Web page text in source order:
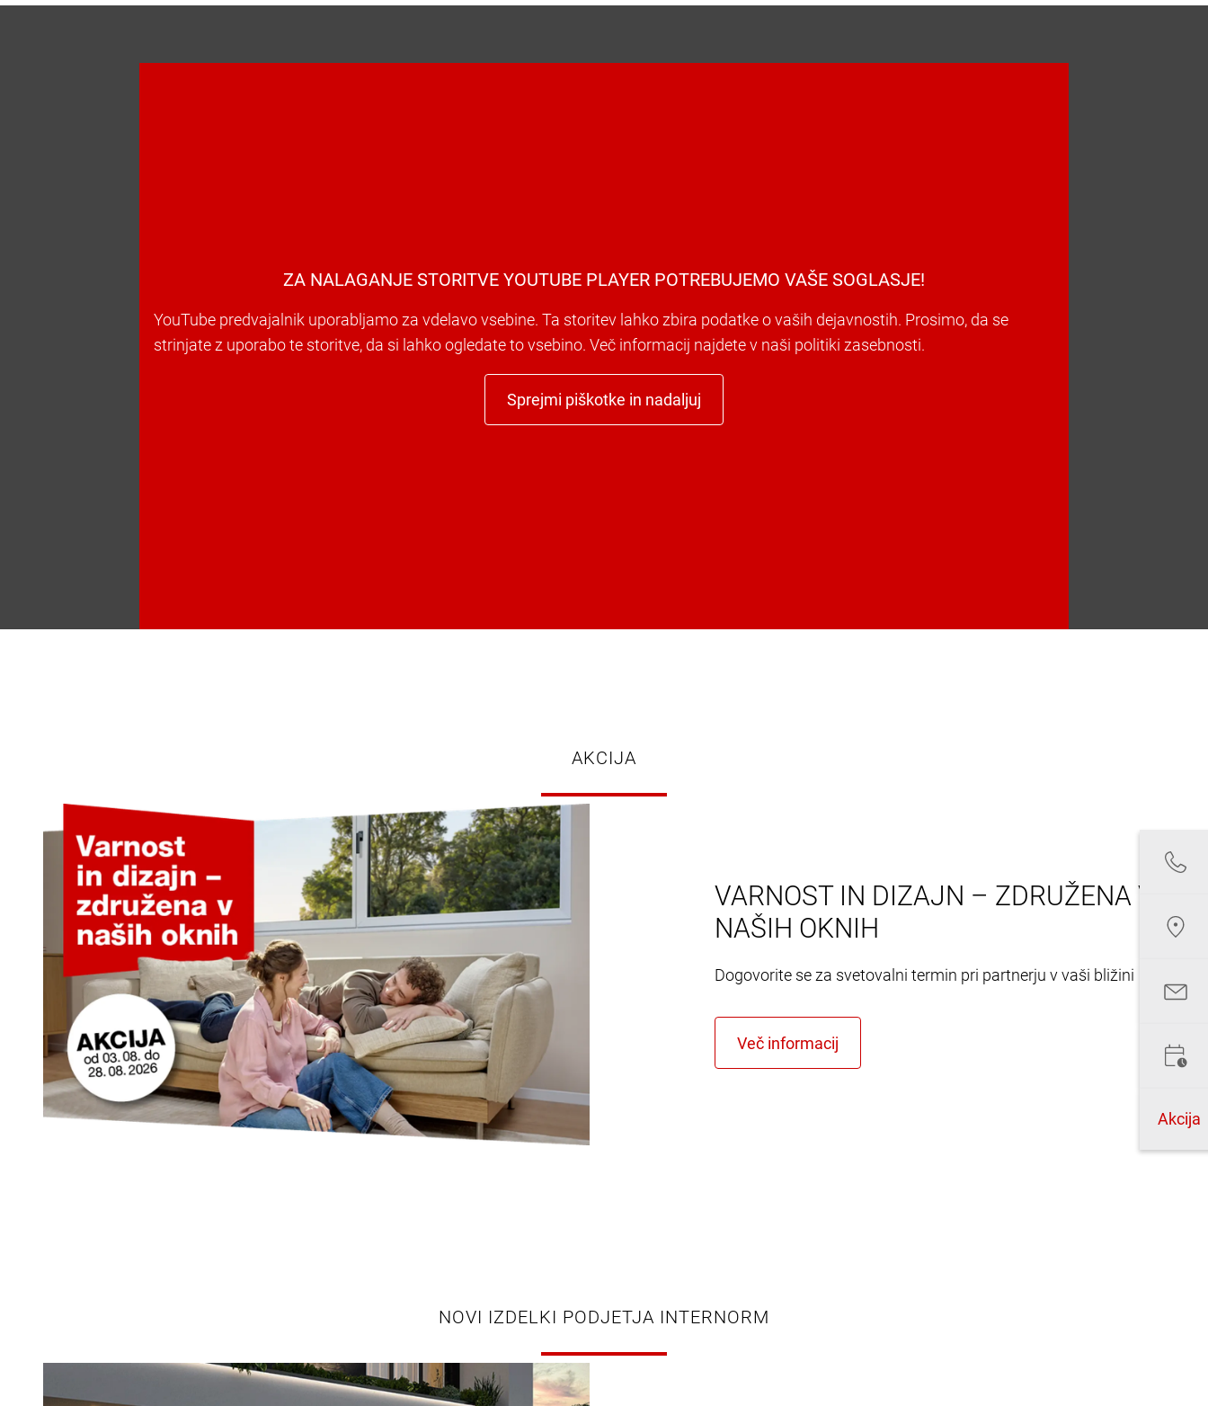
ZA NALAGANJE STORITVE YOUTUBE PLAYER POTREBUJEMO VAŠE SOGLASJE!
YouTube predvajalnik uporabljamo za vdelavo vsebine. Ta storitev lahko zbira podatke o vaših dejavnostih. Prosimo, da se
strinjate z uporabo te storitve, da si lahko ogledate to vsebino. Več informacij najdete v naši politiki zasebnosti.
Sprejmi piškotke in nadaljuj
AKCIJA
VARNOST IN DIZAJN – ZDRUŽENA V
NAŠIH OKNIH
Dogovorite se za svetovalni termin pri partnerju v vaši bližini
NOVI IZDELKI PODJETJA INTERNORM